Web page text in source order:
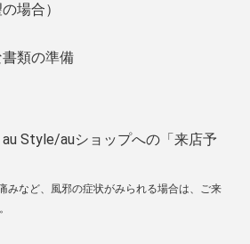
場合）
類の準備
Style/auショップへの「来店予
みなど、風邪の症状がみられる場合は、ご来